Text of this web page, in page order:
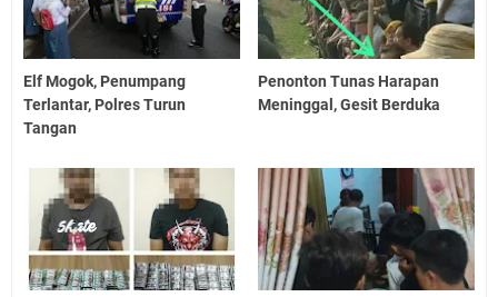
Elf Mogok, Penumpang
Terlantar, Polres Turun
Tangan
Penonton Tunas Harapan
Meninggal, Gesit Berduka